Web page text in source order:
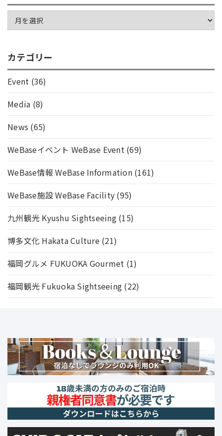
カテゴリー
Event (36)
Media (8)
News (65)
WeBaseイベント WeBase Event(69)
WeBase情報 WeBase Information(161)
WeBase施設 WeBase Facility (95)
九州観光 Kyushu Sightseeing(15)
博多文化 Hakata Culture(21)
福岡グルメ FUKUOKA Gourmet (1)
福岡観光 Fukuoka Sightseeing (22)